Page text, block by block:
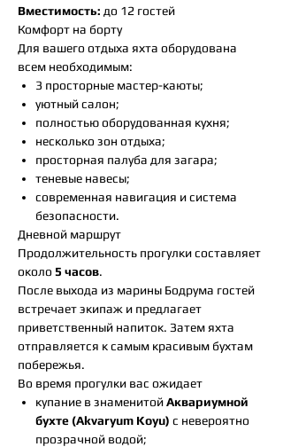
Вместимость: до 12 гостей
Комфорт на борту
Для вашего отдыха яхта оборудована
всем необходимым:
3 просторные мастер-каюты;
уютный салон;
полностью оборудованная кухня;
несколько зон отдыха;
просторная палуба для загара;
теневые навесы;
современная навигация и система
безопасности.
Дневной маршрут
Продолжительность прогулки составляет
около 5 часов.
После выхода из марины Бодрума гостей
встречает экипаж и предлагает
приветственный напиток. Затем яхта
отправляется к самым красивым бухтам
побережья.
Во время прогулки вас ожидает
купание в знаменитойАквариумной
бухте (Akvaryum Koyu) с невероятно
прозрачной водой;